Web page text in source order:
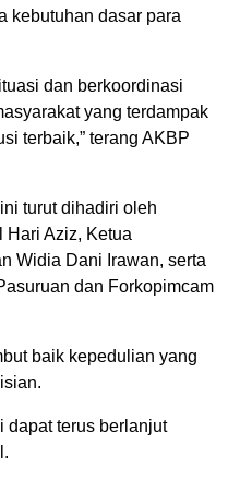
kebutuhan dasar para
dan berkoordinasi
yang terdampak
terbaik,” terang AKBP
turut dihadiri oleh
Hari Aziz, Ketua
Widia Dani Irawan, serta
dan Forkopimcam
baik kepedulian yang
dapat terus berlanjut